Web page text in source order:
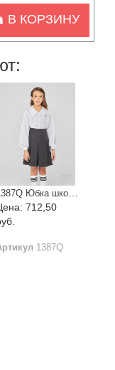
В КОРЗИНУ
712,50
1387Q